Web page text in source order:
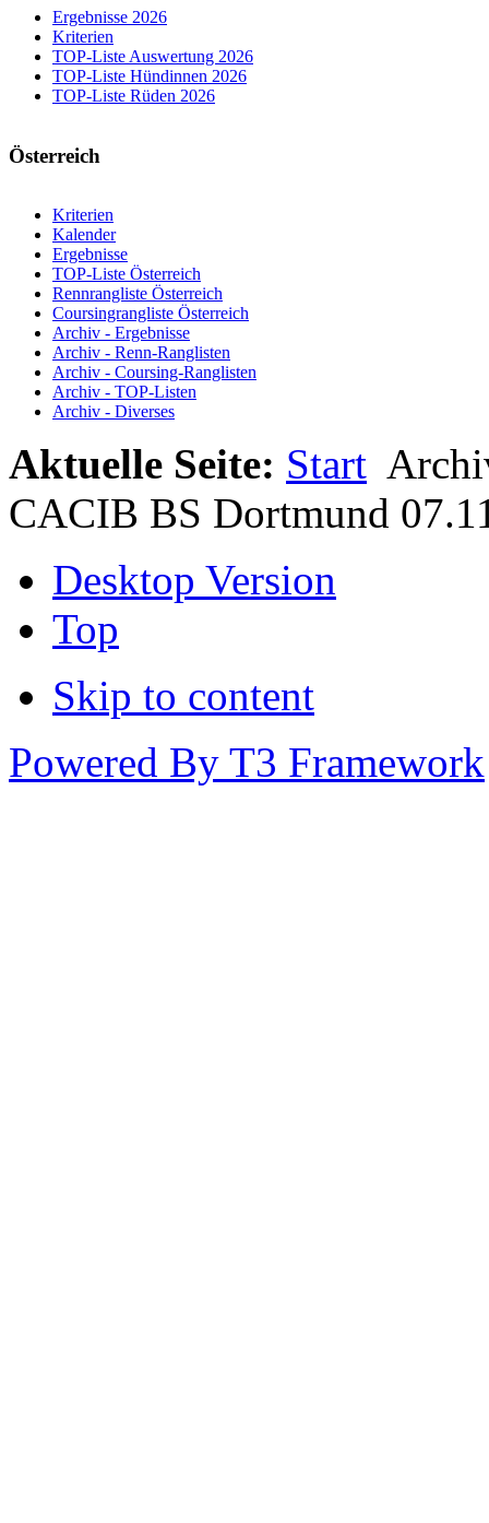
Ergebnisse 2026
Kriterien
TOP-Liste Auswertung 2026
TOP-Liste Hündinnen 2026
TOP-Liste Rüden 2026
Österreich
Kriterien
Kalender
Ergebnisse
TOP-Liste Österreich
Rennrangliste Österreich
Coursingrangliste Österreich
Archiv - Ergebnisse
Archiv - Renn-Ranglisten
Archiv - Coursing-Ranglisten
Archiv - TOP-Listen
Archiv - Diverses
Aktuelle Seite: Start
CACIB BS Dortmund
Desktop Version
Top
Skip to content
Powered By T3 Framework